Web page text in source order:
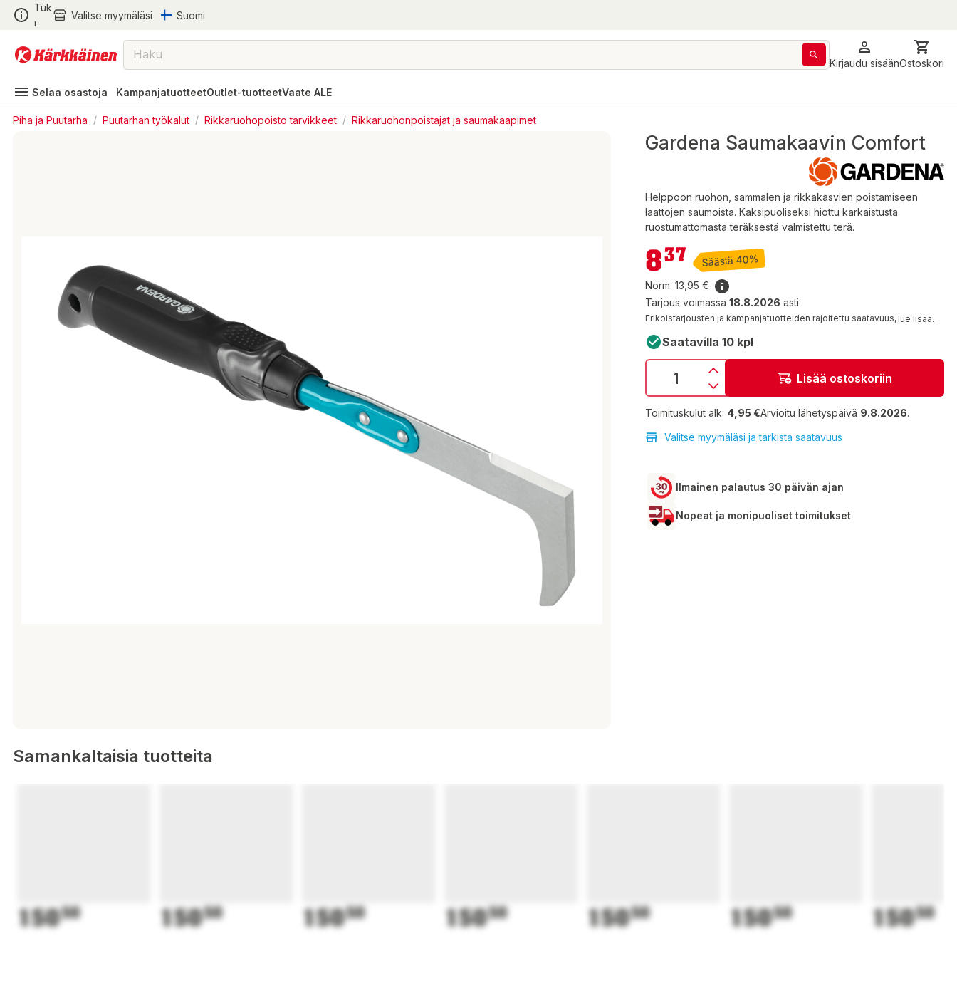
Tuk
i
Valitse myymäläsi Suomi
Kirjaudu sisäänOstoskori
Selaa osastoja KampanjatuotteetOutlet-tuotteetVaate ALE
Piha ja Puutarha / Puutarhan työkalut / Rikkaruohopoisto tarvikkeet / Rikkaruohonpoistajat ja saumakaapimet
Gardena Saumakaavin Comfort
Helppoon ruohon, sammalen ja rikkakasvien poistamiseen
laattojen saumoista. Kaksipuoliseksi hiottu karkaistusta
ruostumattomasta teräksestä valmistettu terä.
8,37 €
837 Säästä 40%
Norm.13,95 €
Tarjous voimassa 18.8.2026 asti
Erikoistarjousten ja kampanjatuotteiden rajoitettu saatavuus,lue lisää.
Saatavilla 10 kpl
Lisää ostoskoriin
Toimituskulut alk. 4,95 €Arvioitu lähetyspäivä 9.8.2026.
Valitse myymäläsi ja tarkista saatavuus
Ilmainen palautus 30 päivän ajan
Nopeat ja monipuoliset toimitukset
Samankaltaisia tuotteita
15050 15050 15050 15050 15050 15050 15050